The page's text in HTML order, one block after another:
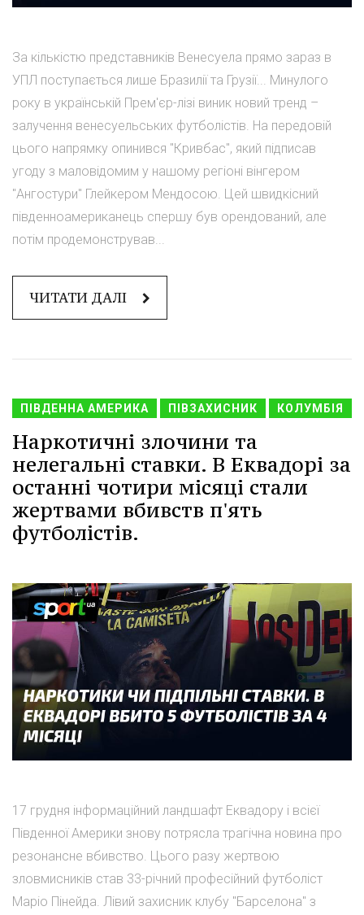
За кількістю представників Венесуела прямо зараз в
УПЛ поступається лише Бразилії та Грузії... Минулого
року в українській Прем'єр-лізі виник новий тренд –
залучення венесуельських футболістів. На передовій
цього напрямку опинився "Кривбас", який підписав
угоду з маловідомим у нашому регіоні вінгером
"Ангостури" Глейкером Мендосою. Цей швидкісний
південноамериканець спершу був орендований, але
потім продемонстрував...
ЧИТАТИ ДАЛІ
ПІВДЕННА АМЕРИКА ПІВЗАХИСНИК КОЛУМБІЯ
Наркотичні злочини та
нелегальні ставки. В Еквадорі за
останні чотири місяці стали
жертвами вбивств п'ять
футболістів.
17 грудня інформаційний ландшафт Еквадору і всієї
Південної Америки знову потрясла трагічна новина про
резонансне вбивство. Цього разу жертвою
зловмисників став 33-річний професійний футболіст
Маріо Пінейда. Лівий захисник клубу "Барселона" з